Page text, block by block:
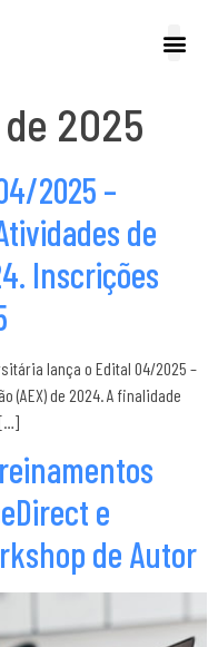
2025
2025 –
de
Inscrições
lança o Edital 04/2025 –
(AEX) de 2024. A finalidade
e
de Autor